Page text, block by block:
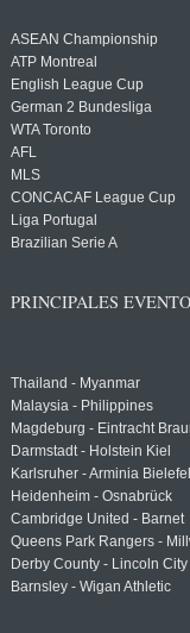
ASEAN Championship
ATP Montreal
English League Cup
German 2 Bundesliga
WTA Toronto
AFL
MLS
CONCACAF League Cup
Liga Portugal
Brazilian Serie A
PRINCIPALES
Thailand - Myanmar
Malaysia - Philippines
Magdeburg - Eintracht
Darmstadt - Holstein Kiel
Karlsruher - Arminia
Heidenheim - Osnabrück
Cambridge United - Barnet
Queens Park Rangers -
Derby County - Lincoln City
Barnsley - Wigan Athletic